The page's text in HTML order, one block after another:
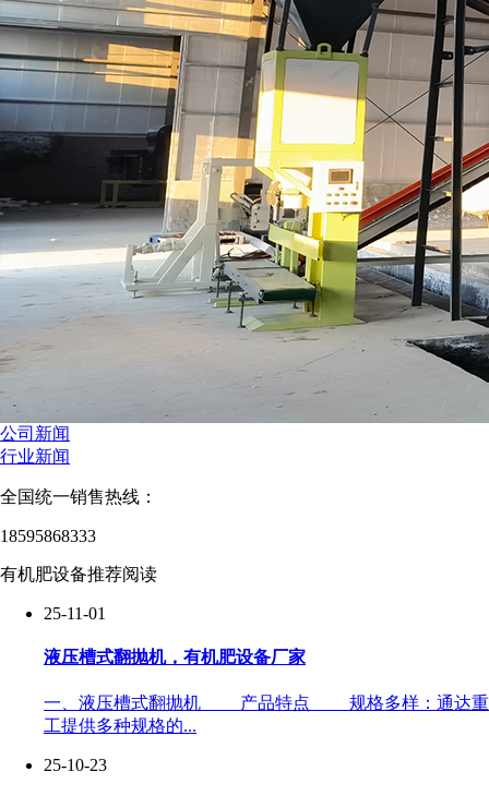
公司新闻
行业新闻
全国统一销售热线：
18595868333
有机肥设备推荐阅读
25-11-01
液压槽式翻抛机，有机肥设备厂家
一、液压槽式翻抛机 产品特点 规格多样：通达重
工提供多种规格的...
25-10-23